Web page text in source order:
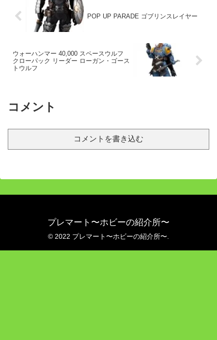
POP UP PARADE ゴブリンスレイヤー
ウォーハンマー 40,000 スペースウルフ
クローパック リーダー ローガン・ゴース
トウルフ
コメント
コメントを書き込む
プレマート〜ホビーの紹介所〜
© 2022 プレマート〜ホビーの紹介所〜.